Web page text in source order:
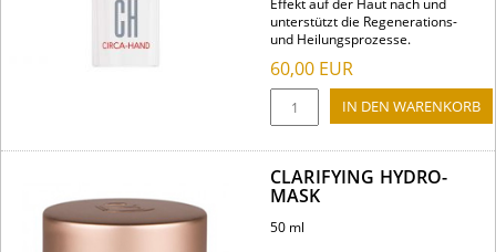
Effekt auf der Haut nach und
unterstützt die Regenerations-
und Heilungsprozesse.
60,00 EUR
CLARIFYING HYDRO-
MASK
50 ml